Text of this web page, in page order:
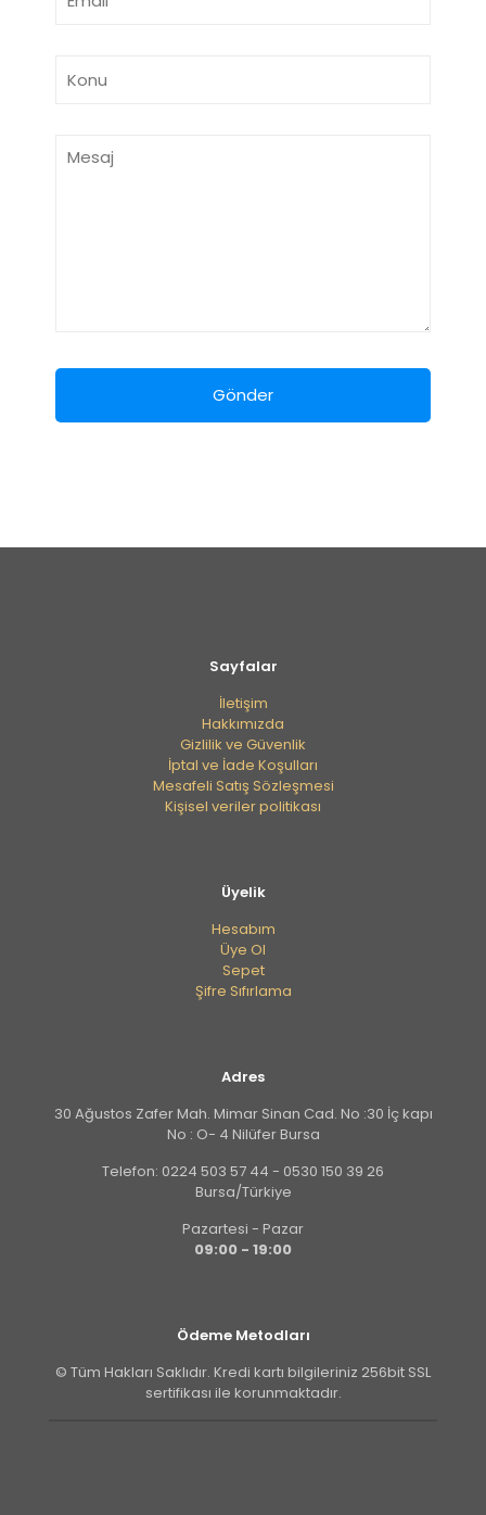
Sayfalar
İletişim
Hakkımızda
Gizlilik ve Güvenlik
İptal ve İade Koşulları
Mesafeli Satış Sözleşmesi
Kişisel veriler politikası
Üyelik
Hesabım
Üye Ol
Sepet
Şifre Sıfırlama
Adres
30 Ağustos Zafer Mah. Mimar Sinan Cad. No :30 İç kapı
No : O- 4 Nilüfer Bursa
Telefon: 0224 503 57 44 - 0530 150 39 26
Bursa/Türkiye
Pazartesi - Pazar
09:00 - 19:00
Ödeme Metodları
© Tüm Hakları Saklıdır. Kredi kartı bilgileriniz 256bit SSL
sertifikası ile korunmaktadır.